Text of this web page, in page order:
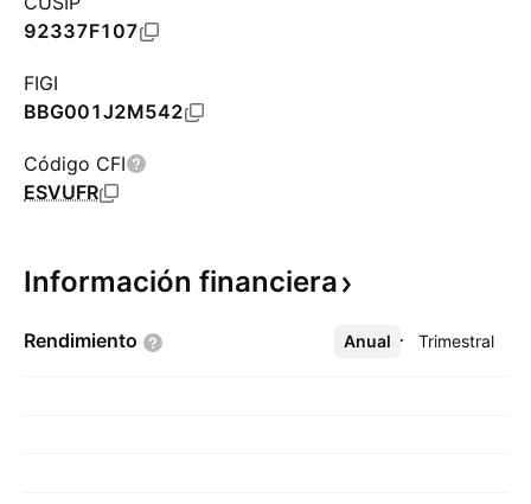
92337F107
FIGI
BBG001J2M542
Código CFI
ESVUFR
Información financiera
Rendimiento Anual Trimestral
Más